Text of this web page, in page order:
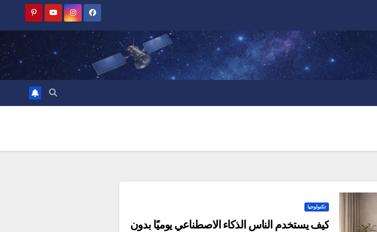
تكنولوجيا
كيف يستخدم الناس الذكاء الاصطناعي يوميًا بدون